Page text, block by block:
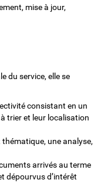
mise à jour,
du service, elle se
consistant en un
trier et leur localisation
une analyse,
arrivés au terme
dépourvus d’intérêt